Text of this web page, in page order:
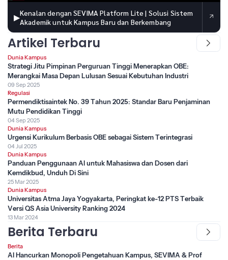
▶Kenalan dengan SEVIMA Platform Lite | Solusi Sistem
Akademik untuk Kampus Baru dan Berkembang
Artikel Terbaru
Dunia Kampus
Strategi Jitu Pimpinan Perguruan Tinggi Menerapkan OBE:
Merangkai Masa Depan Lulusan Sesuai Kebutuhan Industri
09 Sep 2025
Regulasi
Permendiktisaintek No. 39 Tahun 2025: Standar Baru Penjaminan
Mutu Pendidikan Tinggi
04 Sep 2025
Dunia Kampus
Urgensi Kurikulum Berbasis OBE sebagai Sistem Terintegrasi
04 Jul 2025
Dunia Kampus
Panduan Penggunaan AI untuk Mahasiswa dan Dosen dari
Kemdikbud, Unduh Di Sini
25 Mar 2025
Dunia Kampus
Universitas Atma Jaya Yogyakarta, Peringkat ke-12 PTS Terbaik
Versi QS Asia University Ranking 2024
13 Mar 2024
Berita Terbaru
Berita
AI Hancurkan Monopoli Pengetahuan Kampus, SEVIMA & Prof